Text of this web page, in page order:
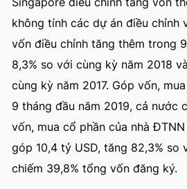
không tính các dự án điều chỉnh
vốn điều chỉnh tăng thêm trong
8,3% so với cùng kỳ năm 2018
cùng kỳ năm 2017. Góp vốn,
9 tháng đầu năm 2019, cả nước
vốn, mua cổ phần của nhà
góp 10,4 tỷ USD, tăng 82,3% so
chiếm 39,8% tổng vốn đăng ký.